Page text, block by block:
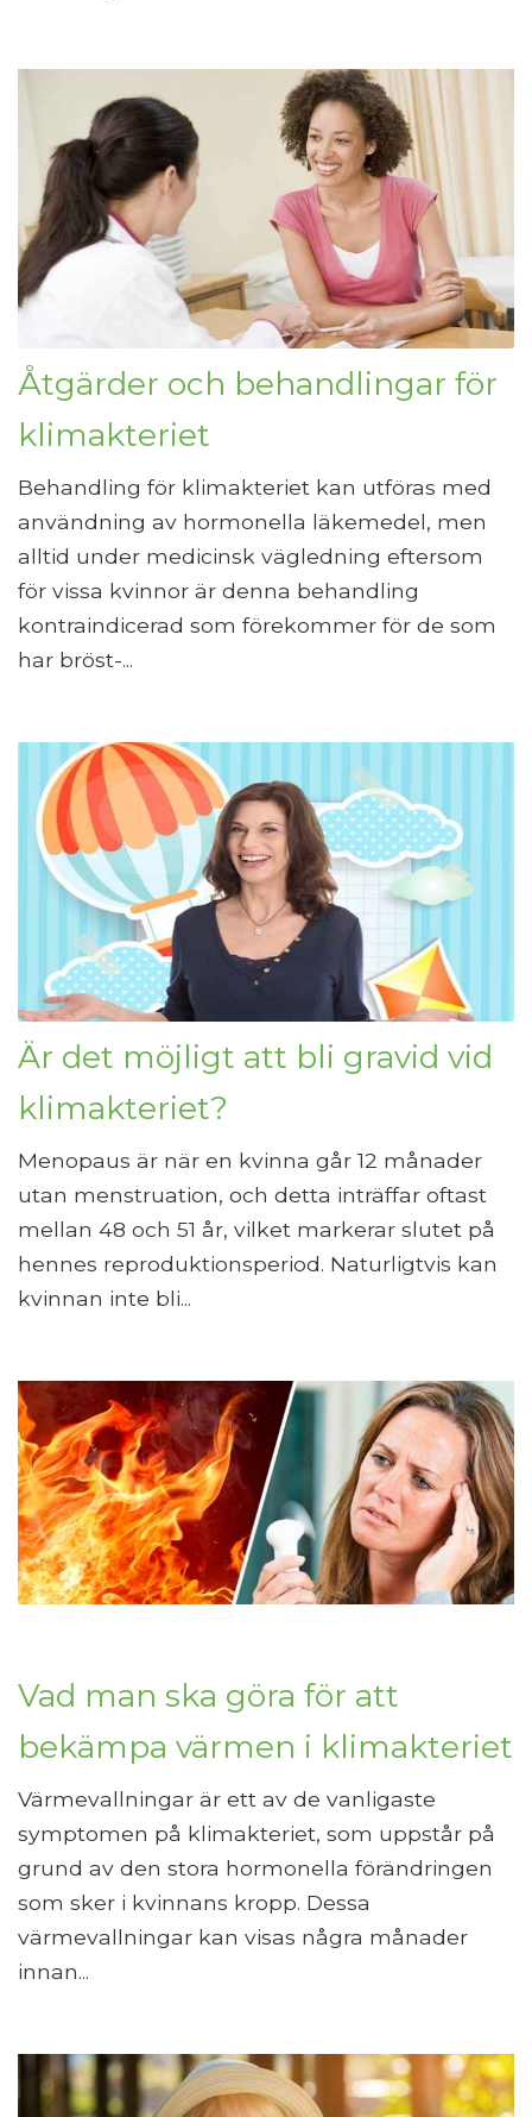
Åtgärder och behandlingar för
klimakteriet
Behandling för klimakteriet kan utföras med
användning av hormonella läkemedel, men
alltid under medicinsk vägledning eftersom
för vissa kvinnor är denna behandling
kontraindicerad som förekommer för de som
har bröst-...
Är det möjligt att bli gravid vid
klimakteriet?
Menopaus är när en kvinna går 12 månader
utan menstruation, och detta inträffar oftast
mellan 48 och 51 år, vilket markerar slutet på
hennes reproduktionsperiod. Naturligtvis kan
kvinnan inte bli...
Vad man ska göra för att
bekämpa värmen i klimakteriet
Värmevallningar är ett av de vanligaste
symptomen på klimakteriet, som uppstår på
grund av den stora hormonella förändringen
som sker i kvinnans kropp. Dessa
värmevallningar kan visas några månader
innan...